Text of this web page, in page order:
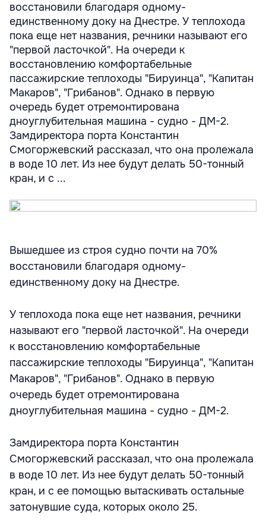
восстановили благодаря одному-
единственному доку на Днестре. У теплохода
пока еще нет названия, речники называют его
"первой ласточкой". На очереди к
восстановлению комфортабельные
пассажирские теплоходы "Бируинца", "Капитан
Макаров", "Грибанов". Однако в первую
очередь будет отремонтирована
дноуглубительная машина - судно - ДМ-2.
Замдиректора порта Константин
Смогоржевский рассказал, что она пролежала
в воде 10 лет. Из нее будут делать 50-тонный
кран, и с ...
Вышедшее из строя судно почти на 70%
восстановили благодаря одному-
единственному доку на Днестре.
У теплохода пока еще нет названия, речники
называют его "первой ласточкой". На очереди
к восстановлению комфортабельные
пассажирские теплоходы "Бируинца", "Капитан
Макаров", "Грибанов". Однако в первую
очередь будет отремонтирована
дноуглубительная машина - судно - ДМ-2.
Замдиректора порта Константин
Смогоржевский рассказал, что она пролежала
в воде 10 лет. Из нее будут делать 50-тонный
кран, и с ее помощью вытаскивать остальные
затонувшие суда, которых около 25.